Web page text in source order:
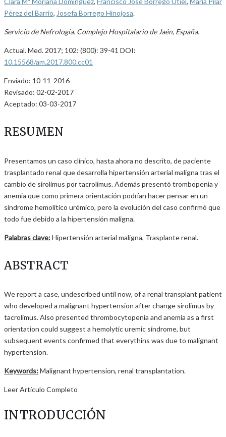
Pérez del Barrio, Josefa Borrego Hinojosa.
Servicio de Nefrología. Complejo Hospitalario de Jaén, España.
Actual. Med. 2017; 102: (800): 39-41 DOI:
10.15568/am.2017.800.cc01
Enviado: 10-11-2016
Revisado: 02-02-2017
Aceptado: 03-03-2017
RESUMEN
Presentamos un caso clínico, hasta ahora no descrito, de paciente
trasplantado renal que desarrolla hipertensión arterial maligna tras el
cambio de sirolimus por tacrolimus. Además presentó trombopenia y
anemia que como primera orientación podrían hacer pensar en un
síndrome hemolítico urémico, pero la evolución del caso confirmó que
todo fue debido a la hipertensión maligna.
Palabras clave:Hipertensión arterial maligna, Trasplante renal.
ABSTRACT
We report a case, undescribed until now, of a renal transplant patient
who developed a malignant hypertension after change sirolimus by
tacrolimus. Also presented thrombocytopenia and anemia as a first
orientation could suggest a hemolytic uremic síndrome, but
subsequent events confirmed that everythins was due to malignant
hypertension.
Keywords:Malignant hypertension, renal transplantation.
Leer Artículo Completo
INTRODUCCIÓN